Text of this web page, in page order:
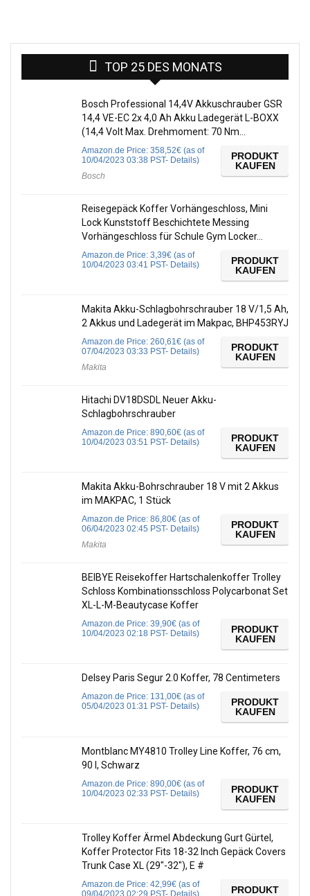
TOP 25 DES MONATS
Bosch Professional 14,4V Akkuschrauber GSR
14,4 VE-EC 2x 4,0 Ah Akku Ladegerät L-BOXX
(14,4 Volt Max. Drehmoment: 70 Nm…
Amazon.de Price: 358,52€ (as of
10/04/2023 03:38 PST- Details)
Bosch
PRODUKT
KAUFEN
Reisegepäck Koffer Vorhängeschloss, Mini
Lock Kunststoff Beschichtete Messing
Vorhängeschloss für Schule Gym Locker…
Amazon.de Price: 3,39€ (as of
10/04/2023 03:41 PST- Details)
PRODUKT
KAUFEN
Makita Akku-Schlagbohrschrauber 18 V/1,5 Ah,
2 Akkus und Ladegerät im Makpac, BHP453RYJ
Amazon.de Price: 260,61€ (as of
07/04/2023 03:33 PST- Details)
Makita
PRODUKT
KAUFEN
Hitachi DV18DSDL Neuer Akku-
Schlagbohrschrauber
Amazon.de Price: 890,60€ (as of
10/04/2023 03:51 PST- Details)
PRODUKT
KAUFEN
Makita Akku-Bohrschrauber 18 V mit 2 Akkus
im MAKPAC, 1 Stück
Amazon.de Price: 86,80€ (as of
06/04/2023 02:45 PST- Details)
Makita
PRODUKT
KAUFEN
BEIBYE Reisekoffer Hartschalenkoffer Trolley
Schloss Kombinationsschloss Polycarbonat Set
XL-L-M-Beautycase Koffer
Amazon.de Price: 39,90€ (as of
10/04/2023 02:18 PST- Details)
PRODUKT
KAUFEN
Delsey Paris Segur 2.0 Koffer, 78 Centimeters
Amazon.de Price: 131,00€ (as of
05/04/2023 01:31 PST- Details)
PRODUKT
KAUFEN
Montblanc MY4810 Trolley Line Koffer, 76 cm,
90 l, Schwarz
Amazon.de Price: 890,00€ (as of
10/04/2023 02:33 PST- Details)
PRODUKT
KAUFEN
Trolley Koffer Ärmel Abdeckung Gurt Gürtel,
Koffer Protector Fits 18-32 Inch Gepäck Covers
Trunk Case XL (29″-32″), E #
Amazon.de Price: 42,99€ (as of
PRODUKT